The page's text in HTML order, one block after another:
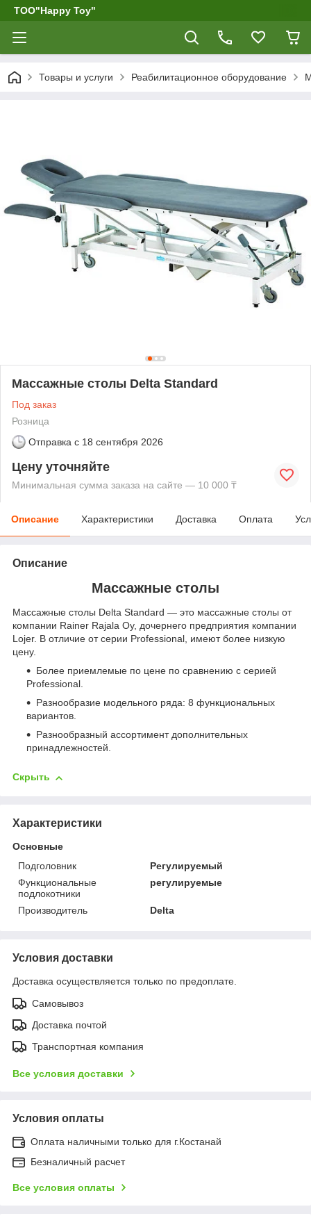
ТОО"Happy Toy"
Товары и услуги Реабилитационное оборудование
Массажные столы Delta Standard
Под заказ
Розница
Отправка с 18 сентября 2026
Цену уточняйте
Минимальная сумма заказа на сайте — 10 000 ₸
Описание Характеристики Доставка Оплата
Описание
Массажные столы
Массажные столы Delta Standard — это массажные столы от
компании Rainer Rajala Oy, дочернего предприятия компании
Lojer. В отличие от серии Professional, имеют более низкую
цену.
Более приемлемые по цене по сравнению с серией
Professional.
Разнообразие модельного ряда: 8 функциональных
вариантов.
Разнообразный ассортимент дополнительных
принадлежностей.
Скрыть
Характеристики
Основные
Подголовник
Регулируемый
Функциональные
подлокотники
регулируемые
Производитель Delta
Условия доставки
Доставка осуществляется только по предоплате.
Самовывоз
Доставка почтой
Транспортная компания
Все условия доставки
Условия оплаты
Оплата наличными только для г.Костанай
Безналичный расчет
Все условия оплаты